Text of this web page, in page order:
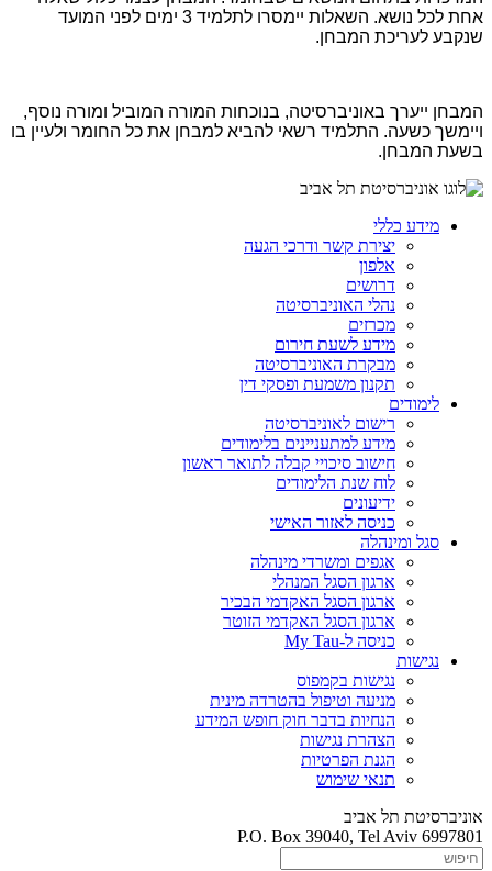
אחת לכל נושא. השאלות יימסרו לתלמיד 3 ימים לפני המועד
שנקבע לעריכת המבחן.
המבחן ייערך באוניברסיטה, בנוכחות המורה המוביל ומורה נוסף,
ויימשך כשעה. התלמיד רשאי להביא למבחן את כל החומר ולעיין בו
בשעת המבחן.
מידע כללי
יצירת קשר ודרכי הגעה
אלפון
דרושים
נהלי האוניברסיטה
מכרזים
מידע לשעת חירום
מבקרת האוניברסיטה
תקנון משמעת ופסקי דין
לימודים
רישום לאוניברסיטה
מידע למתעניינים בלימודים
חישוב סיכויי קבלה לתואר ראשון
לוח שנת הלימודים
ידיעונים
כניסה לאזור האישי
סגל ומינהלה
אגפים ומשרדי מינהלה
ארגון הסגל המנהלי
ארגון הסגל האקדמי הבכיר
ארגון הסגל האקדמי הזוטר
כניסה ל-My Tau
נגישות
נגישות בקמפוס
מניעה וטיפול בהטרדה מינית
הנחיות בדבר חוק חופש המידע
הצהרת נגישות
הגנת הפרטיות
תנאי שימוש
אוניברסיטת תל אביב
P.O. Box 39040, Tel Aviv 6997801